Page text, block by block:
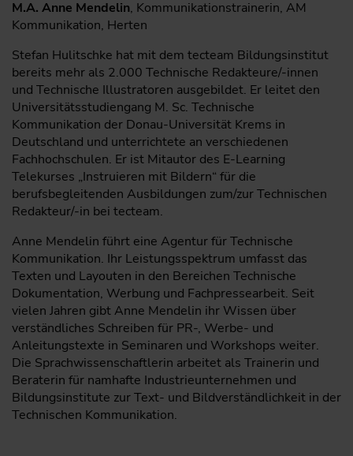
M.A. Anne Mendelin, Kommunikationstrainerin, AM
Kommunikation, Herten
Stefan Hulitschke hat mit dem tecteam Bildungsinstitut
bereits mehr als 2.000 Technische Redakteure/-innen
und Technische Illustratoren ausgebildet. Er leitet den
Universitätsstudiengang M. Sc. Technische
Kommunikation der Donau-Universität Krems in
Deutschland und unterrichtete an verschiedenen
Fachhochschulen. Er ist Mitautor des E-Learning
Telekurses „Instruieren mit Bildern“ für die
berufsbegleitenden Ausbildungen zum/zur Technischen
Redakteur/-in bei tecteam.
Anne Mendelin führt eine Agentur für Technische
Kommunikation. Ihr Leistungsspektrum umfasst das
Texten und Layouten in den Bereichen Technische
Dokumentation, Werbung und Fachpressearbeit. Seit
vielen Jahren gibt Anne Mendelin ihr Wissen über
verständliches Schreiben für PR-, Werbe- und
Anleitungstexte in Seminaren und Workshops weiter.
Die Sprachwissenschaftlerin arbeitet als Trainerin und
Beraterin für namhafte Industrieunternehmen und
Bildungsinstitute zur Text- und Bildverständlichkeit in der
Technischen Kommunikation.